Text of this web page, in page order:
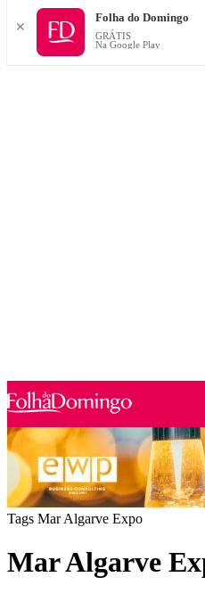
Tags Mar Algarve Expo
Mar Algarve
✕
Folha do Domingo
GRÁTIS
Na Google Play